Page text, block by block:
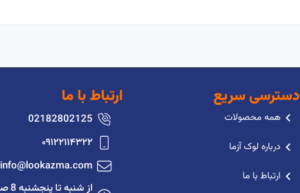
دسترسی سریع
همه محصولات
درباره لوک آزما
ارتباط با ما
ارتباط با ما
02182802125
۰۹۱۲۲۱۱۴۳۲۲
info@lookazma.com